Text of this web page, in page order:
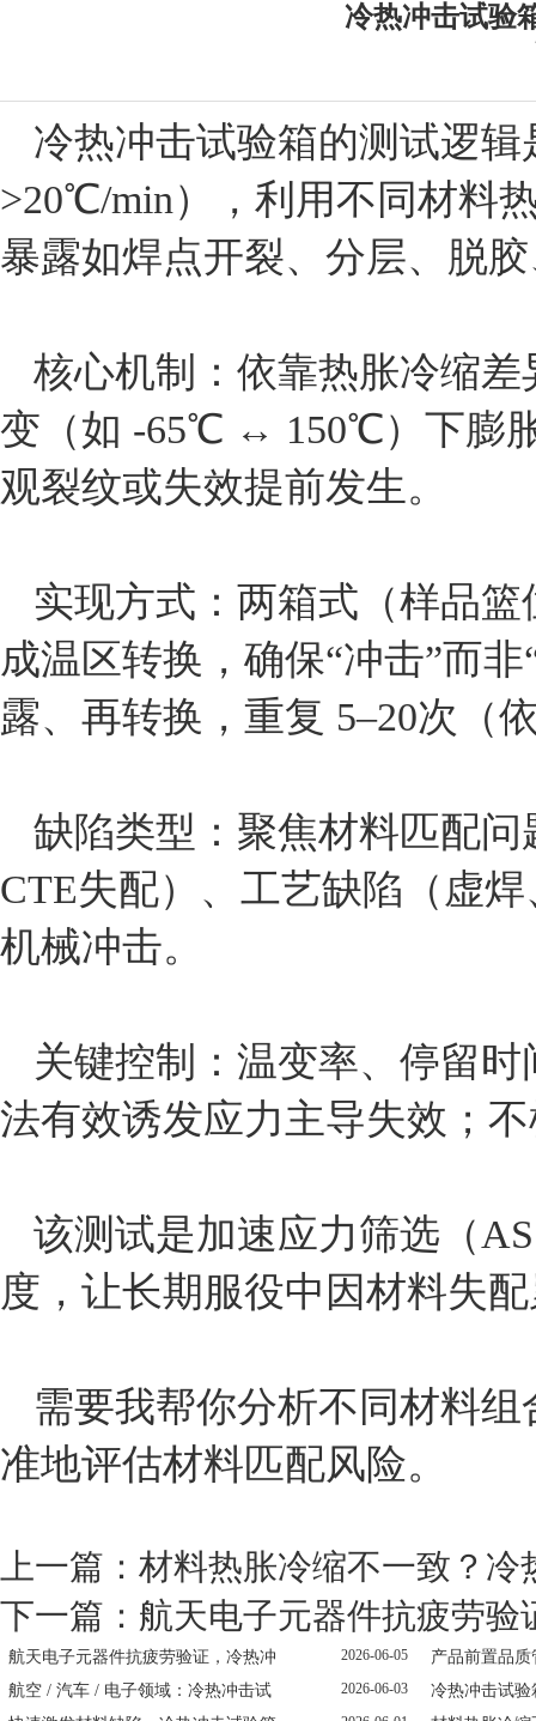
冷热冲击试验
冷热冲击试验箱的测试逻
>20℃/min），利用不同材料
暴露如焊点开裂、分层、脱
核心机制‌：依靠‌热胀冷缩
变（如 -65℃ ↔ 150℃）下膨
观裂纹或失效提前发生。
实现方式‌：两箱式（样品
成温区转换‌，确保“冲击”而
露、再转换，重复 ‌5–20次‌（
缺陷类型‌：聚焦‌材料匹配
CTE失配）、工艺缺陷（虚
机械冲击‌。
关键控制‌：温变率、停留
法有效诱发应力主导失效；‌
该测试是‌加速应力筛选（
度，让长期服役中因材料失
需要我帮你分析不同材料
准地评估材料匹配风险。
上一篇： 材料热胀冷缩不一致？
下一篇： 航天电子元器件抗疲劳
航天电子元器件抗疲劳验证，冷热冲 2026-06-05
产品前置品
航空 / 汽车 / 电子领域：冷热冲击试
2026-06-03
冷热冲击试